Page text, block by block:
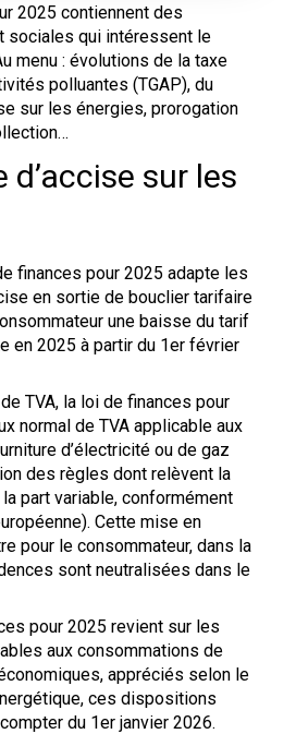
2025 contiennent des
sociales qui intéressent le
menu : évolutions de la taxe
polluantes (TGAP), du
sur les énergies, prorogation
d’accise sur les
finances pour 2025 adapte les
en sortie de bouclier tarifaire
une baisse du tarif
en 2025 à partir du 1er février
TVA, la loi de finances pour
normal de TVA applicable aux
d’électricité ou de gaz
des règles dont relèvent la
part variable, conformément
Cette mise en
pour le consommateur, dans la
sont neutralisées dans le
pour 2025 revient sur les
aux consommations de
appréciés selon le
ces dispositions
du 1er janvier 2026.